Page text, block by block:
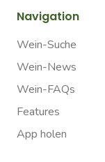
Navigation
Wein-Suche
Wein-News
Wein-FAQs
Features
App holen